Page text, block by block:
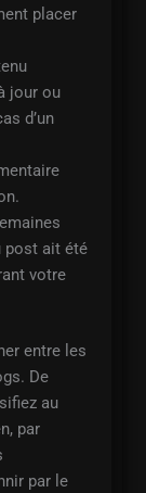
placer
jour ou
d’un
post ait été
votre
entre les
De
au
par
par le